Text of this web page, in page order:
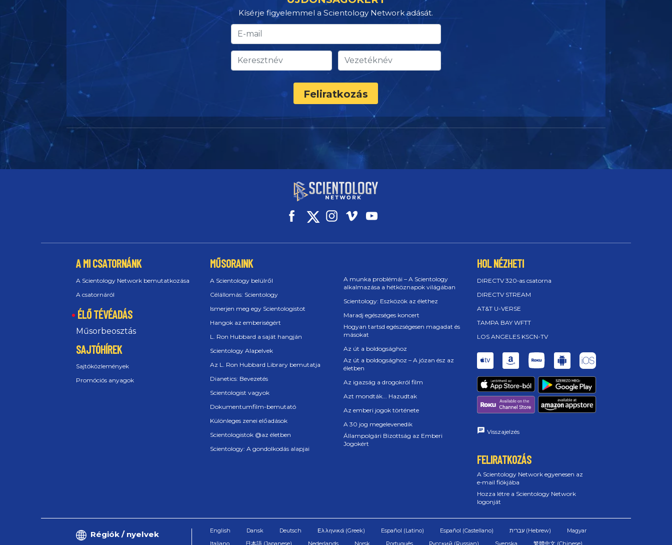
Kísérje figyelemmel a Scientology Network adását.
Feliratkozás
A MI CSATORNÁNK
A Scientology Network bemutatkozása
A csatornáról
ÉLŐ TÉVÉADÁS
Műsorbeosztás
SAJTÓHÍREK
Sajtóközlemények
Promóciós anyagok
MŰSORAINK
A Scientology belülről
Célállomás: Scientology
Ismerjen meg egy Scientologistot
Hangok az emberiségért
L. Ron Hubbard a saját hangján
Scientology Alapelvek
Az L. Ron Hubbard Library bemutatja
Dianetics: Bevezetés
Scientologist vagyok
Dokumentumfilm-bemutató
Különleges zenei előadások
Scientologistok @az életben
Scientology: A gondolkodás alapjai
A munka problémái – A Scientology
alkalmazása a hétköznapok világában
Scientology: Eszközök az élethez
Maradj egészséges koncert
Hogyan tartsd egészségesen magadat és
másokat
Az út a boldogsághoz
Az út a boldogsághoz – A józan ész az
életben
Az igazság a drogokról film
Azt mondták... Hazudtak
Az emberi jogok története
A 30 jog megelevenedik
Állampolgári Bizottság az Emberi
Jogokért
HOL NÉZHETI
DIRECTV 320‑as csatorna
DIRECTV STREAM
AT&T U-VERSE
TAMPA BAY WFTT
LOS ANGELES KSCN-TV
Visszajelzés
FELIRATKOZÁS
A Scientology Network egyenesen az
e‑mail fiókjába
Hozza létre a Scientology Network
logonját
Régiók / nyelvek English Dansk Deutsch Ελληνικά (Greek) Español (Latino) Español (Castellano)
Magyar
Italiano
日本語 (Japanese) Nederlands Norsk Português Русский (Russian) Svenska 繁體中文 (Chinese)